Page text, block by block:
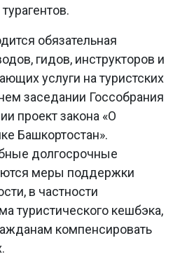
обязательная
гидов, инструкторов и
услуги на туристских
заседании Госсобрания
проект закона «О
Башкортостан».
долгосрочные
меры поддержки
в частности
туристического кешбэка,
компенсировать